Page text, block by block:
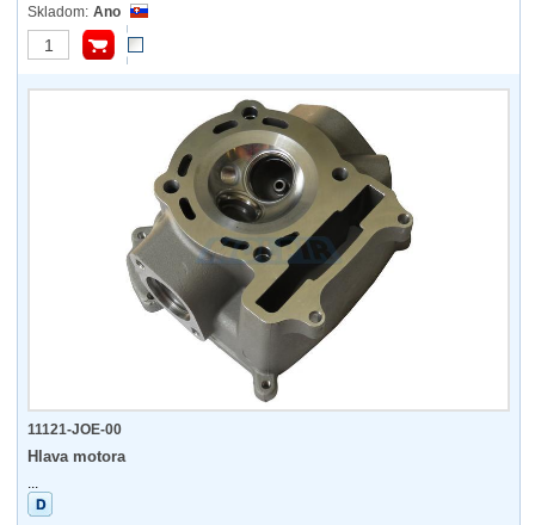
Ano
11121-JOE-00
Hlava motora
...